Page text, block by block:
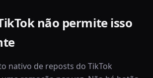
não permite isso
nativo de reposts do TikTok